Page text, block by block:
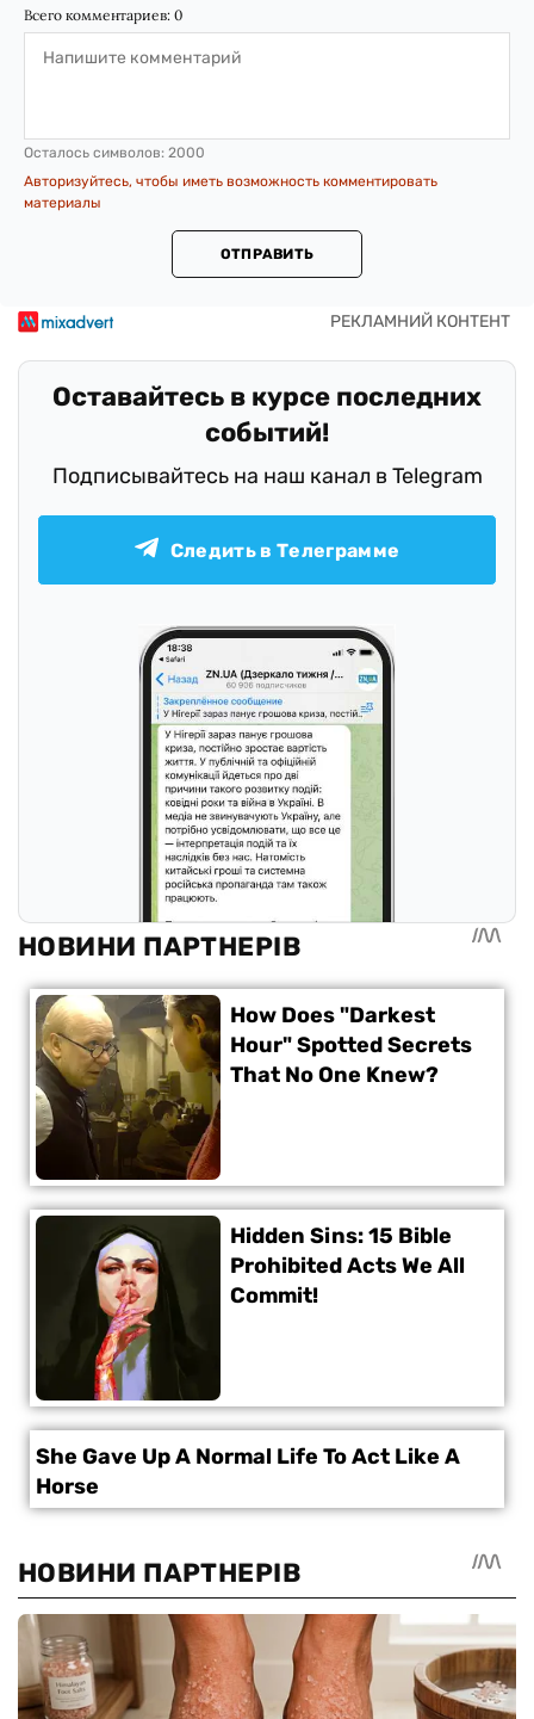
Всего комментариев: 0
Осталось символов: 2000
Авторизуйтесь, чтобы иметь возможность комментировать
материалы
ОТПРАВИТЬ
Оставайтесь в курсе последних
событий!
Подписывайтесь на наш канал в Telegram
Следить в Телеграмме